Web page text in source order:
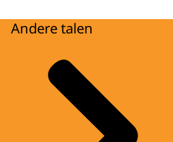
Andere talen